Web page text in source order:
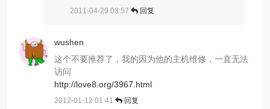
2011-04-29 03:57 回复
wushen
这个不要推荐了，我的因为他的主机维修，一直无法
访问
http://love8.org/3967.html
2012-01-12 01:41 回复